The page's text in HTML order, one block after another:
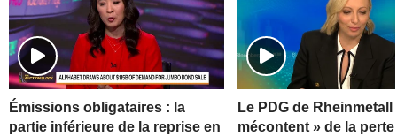
Émissions obligataires : la
partie inférieure de la reprise en
Le PDG de
mécontent » de la